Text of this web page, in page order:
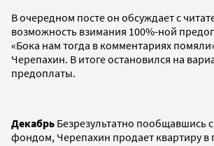
В очередном посте он обсуждает с
возможность взимания 100%-ной
«Бока нам тогда в комментариях
Черепахин. В итоге остановился на
предоплаты.
Декабрь Безрезультатно пообщавшись
фондом, Черепахин продает квартиру в